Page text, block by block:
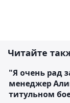
Читайте
"Я очень рад
менеджер
титульном